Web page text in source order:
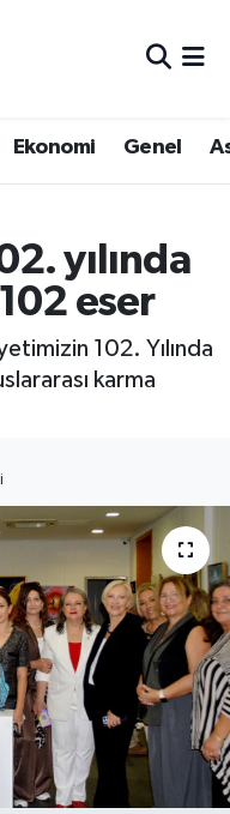
Ekonomi Genel
yılında
eser
102. Yılında
karma
Fikstür